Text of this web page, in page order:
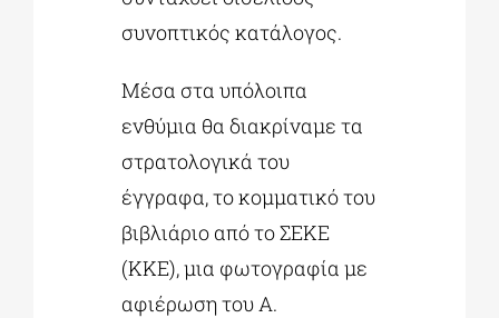
συνοπτικός κατάλογος.
Μέσα στα υπόλοιπα
ενθύμια θα διακρίναμε τα
στρατολογικά του
έγγραφα, το κομματικό του
βιβλιάριο από το ΣΕΚΕ
(ΚΚΕ), μια φωτογραφία με
αφιέρωση του Α.